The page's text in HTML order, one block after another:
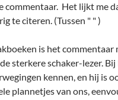
commentaar. Het lijkt me
te citeren. (Tussen " " )
is het commentaar
sterkere schaker-lezer.
kennen, en hij is
plannetjes van ons,